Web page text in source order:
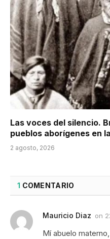
Las voces del silencio.
pueblos aborígenes en
2 agosto, 2026
1 COMENTARIO
Mauricio Diaz on
Mí abuelo